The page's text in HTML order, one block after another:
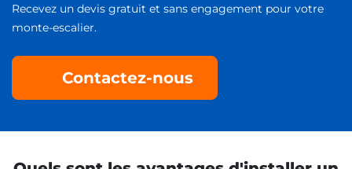
Recevez un devis gratuit et sans engagement pour votre
monte-escalier.
Contactez-nous